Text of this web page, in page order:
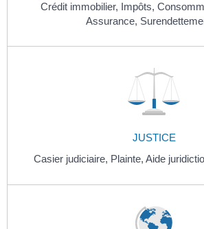
Crédit immobilier, Impôts,
Assurance,
JUSTICE
Casier judiciaire, Plainte, Aide